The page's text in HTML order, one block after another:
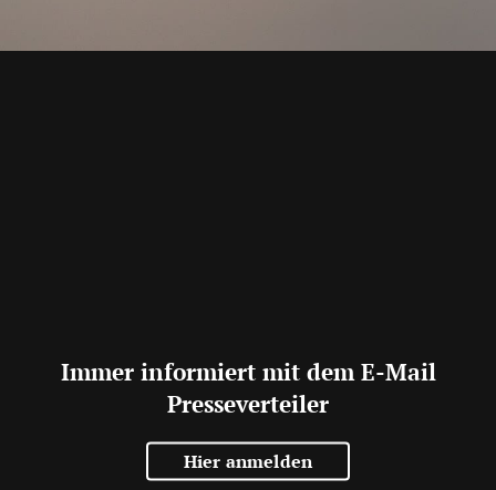
Immer informiert mit dem E-Mail
Presseverteiler
Hier anmelden